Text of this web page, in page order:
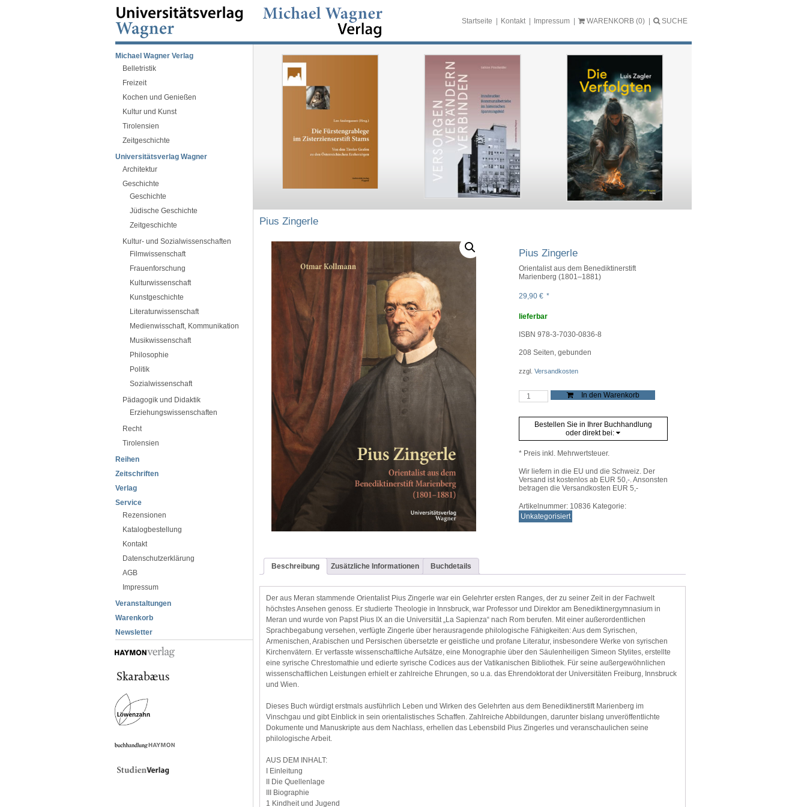
Startseite Kontakt Impressum WARENKORB (0) SUCHE
Michael Wagner Verlag
Belletristik
Freizeit
Kochen und Genießen
Kultur und Kunst
Tirolensien
Zeitgeschichte
Universitätsverlag Wagner
Architektur
Geschichte
Geschichte
Jüdische Geschichte
Zeitgeschichte
Kultur- und Sozialwissenschaften
Filmwissenschaft
Frauenforschung
Kulturwissenschaft
Kunstgeschichte
Literaturwissenschaft
Medienwisschaft, Kommunikation
Musikwissenschaft
Philosophie
Politik
Sozialwissenschaft
Pädagogik und Didaktik
Erziehungswissenschaften
Recht
Tirolensien
Reihen
Zeitschriften
Verlag
Service
Rezensionen
Katalogbestellung
Kontakt
Datenschutzerklärung
AGB
Impressum
Veranstaltungen
Warenkorb
Newsletter
Pius Zingerle
Pius Zingerle
Orientalist aus dem Benediktinerstift
Marienberg (1801–1881)
29,90 € *
lieferbar
ISBN 978-3-7030-0836-8
208 Seiten, gebunden
zzgl. Versandkosten
Pius
Zingerle
In den Warenkorb
Bestellen Sie in Ihrer Buchhandlung
oder direkt bei:
* Preis inkl. Mehrwertsteuer.
Wir liefern in die EU und die Schweiz. Der
Versand ist kostenlos ab EUR 50,-. Ansonsten
betragen die Versandkosten EUR 5,-
Artikelnummer: 10836 Kategorie:
Unkategorisiert
Beschreibung Zusätzliche Informationen Buchdetails
Der aus Meran stammende Orientalist Pius Zingerle war ein Gelehrter ersten Ranges, der zu seiner Zeit in der Fachwelt
höchstes Ansehen genoss. Er studierte Theologie in Innsbruck, war Professor und Direktor am Benediktinergymnasium in
Meran und wurde von Papst Pius IX an die Universität „La Sapienza“ nach Rom berufen. Mit einer außerordentlichen
Sprachbegabung versehen, verfügte Zingerle über herausragende philologische Fähigkeiten: Aus dem Syrischen,
Armenischen, Arabischen und Persischen übersetzte er geistliche und profane Literatur, insbesondere Werke von syrischen
Kirchenvätern. Er verfasste wissenschaftliche Aufsätze, eine Monographie über den Säulenheiligen Simeon Stylites, erstellte
eine syrische Chrestomathie und edierte syrische Codices aus der Vatikanischen Bibliothek. Für seine außergewöhnlichen
wissenschaftlichen Leistungen erhielt er zahlreiche Ehrungen, so u.a. das Ehrendoktorat der Universitäten Freiburg, Innsbruck
und Wien.
Dieses Buch würdigt erstmals ausführlich Leben und Wirken des Gelehrten aus dem Benediktinerstift Marienberg im
Vinschgau und gibt Einblick in sein orientalistisches Schaffen. Zahlreiche Abbildungen, darunter bislang unveröffentlichte
Dokumente und Manuskripte aus dem Nachlass, erhellen das Lebensbild Pius Zingerles und veranschaulichen seine
philologische Arbeit.
AUS DEM INHALT:
I Einleitung
II Die Quellenlage
III Biographie
1 Kindheit und Jugend